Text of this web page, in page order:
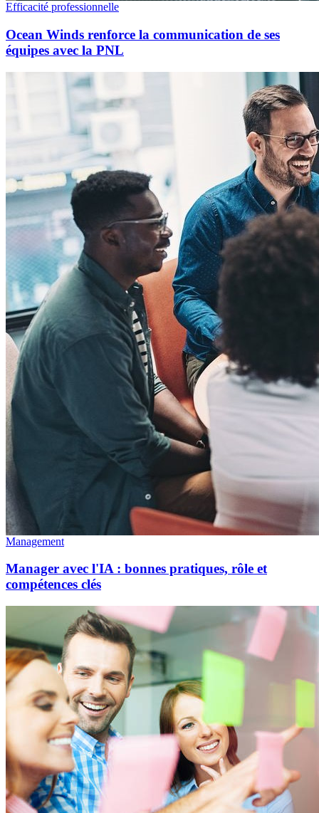
Efficacité professionnelle
Ocean Winds renforce la communication de ses
équipes avec la PNL
Management
Manager avec l'IA : bonnes pratiques, rôle et
compétences clés